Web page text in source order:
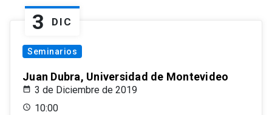
3 DIC
Seminarios
Juan Dubra, Universidad de Montevideo
3 de Diciembre de 2019
10:00